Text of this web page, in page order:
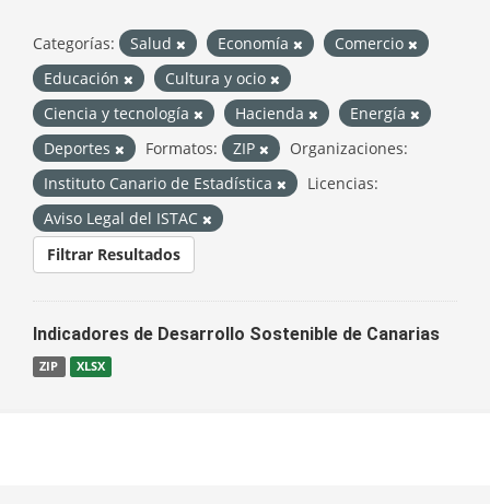
Categorías: Salud Economía
Comercio
Educación
Cultura y ocio
Ciencia y tecnología
Hacienda
Energía
Deportes
Formatos: ZIP
Organizaciones:
Instituto Canario de Estadística
Licencias:
Aviso Legal del ISTAC
Filtrar Resultados
Indicadores de Desarrollo Sostenible de Canarias
ZIP XLSX